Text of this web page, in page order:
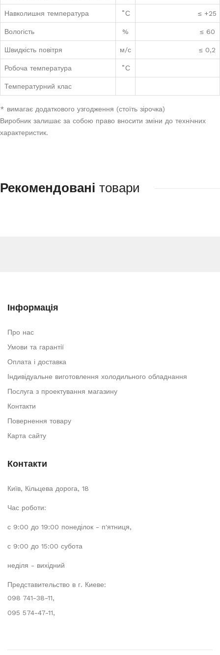
Навколишня температура ˚С ≤ +25
Вологість % ≤ 60
Швидкість повітря м/с ≤ 0,2
Робоча температура ˚С
Температурний клас
* вимагає додаткового узгодження (стоїть зірочка)
Виробник залишає за собою право вносити зміни до технічних
характеристик.
Рекомендовані товари
Інформація
Про нас
Умови та гарантії
Оплата і доставка
Індивідуальне виготовлення холодильного обладнання
Послуга з проектування магазину
Контакти
Повернення товару
Карта сайту
Контакти
Київ, Кільцева дорога, 18
Час роботи:
с 9:00 до 19:00 понеділок - п'ятниця,
с 9:00 до 15:00 субота
неділя - вихідний
Представительство в г. Киеве:
098 741-38-11,
095 574-47-11,